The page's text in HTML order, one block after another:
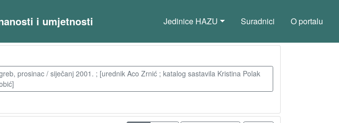
i umjetnosti Jedinice HAZU Suradnici O portalu
prosinac / siječanj 2001. ; [urednik Aco Zrnić ; katalog sastavila Kristina Polak